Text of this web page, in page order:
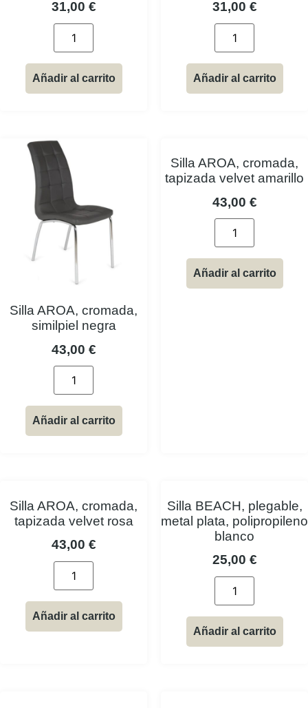
31,00 €
Añadir al carrito
31,00 €
Añadir al carrito
Silla AROA, cromada,
similpiel negra
43,00 €
Añadir al carrito
Silla AROA, cromada,
tapizada velvet amarillo
43,00 €
Añadir al carrito
Silla AROA, cromada,
tapizada velvet rosa
43,00 €
Añadir al carrito
Silla BEACH, plegable,
metal plata, polipropileno
blanco
25,00 €
Añadir al carrito